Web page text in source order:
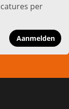
per
Aanmelden